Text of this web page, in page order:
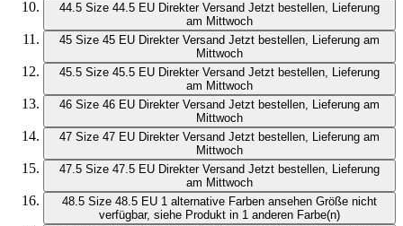
44.5 Size 44.5 EU Direkter Versand Jetzt bestellen, Lieferung
am Mittwoch
45 Size 45 EU Direkter Versand Jetzt bestellen, Lieferung am
Mittwoch
45.5 Size 45.5 EU Direkter Versand Jetzt bestellen, Lieferung
am Mittwoch
46 Size 46 EU Direkter Versand Jetzt bestellen, Lieferung am
Mittwoch
47 Size 47 EU Direkter Versand Jetzt bestellen, Lieferung am
Mittwoch
47.5 Size 47.5 EU Direkter Versand Jetzt bestellen, Lieferung
am Mittwoch
48.5 Size 48.5 EU 1 alternative Farben ansehen Größe nicht
verfügbar, siehe Produkt in 1 anderen Farbe(n)